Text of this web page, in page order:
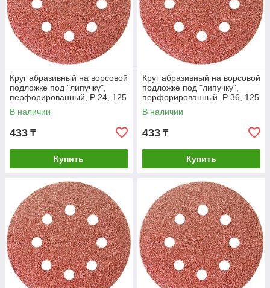
Круг абразивный на ворсовой
подложке под "липучку",
перфорированный, P 24, 125
мм, 5 шт Matrix
В наличии
433 ₸
Купить
Круг абразивный на ворсовой
подложке под "липучку",
перфорированный, P 36, 125
мм, 5 шт Matrix
В наличии
433 ₸
Купить